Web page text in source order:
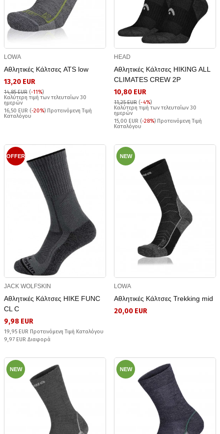
LOWA
Αθλητικές Κάλτσες ATS low
13,20 EUR
14,85 EUR (-11%)
Καλύτερη τιμή των τελευταίων 30
ημερών
16,50 EUR (-20%) Προτεινόμενη Τιμή
Καταλόγου
HEAD
Αθλητικές Κάλτσες HIKING ALL
CLIMATES CREW 2P
10,80 EUR
11,25 EUR (-4%)
Καλύτερη τιμή των τελευταίων 30
ημερών
15,00 EUR (-28%) Προτεινόμενη Τιμή
Καταλόγου
OFFER
JACK WOLFSKIN
Αθλητικές Κάλτσες HIKE FUNC
CL C
9,98 EUR
19,95 EUR Προτεινόμενη Τιμή Καταλόγου
9,97 EUR Διαφορά
NEW
LOWA
Αθλητικές Κάλτσες Trekking mid
20,00 EUR
NEW NEW